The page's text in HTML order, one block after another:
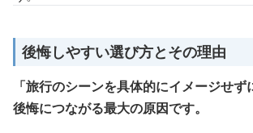
後悔しやすい選び方とその理由
「旅行のシーンを具体的にイメージせず
後悔につながる最大の原因です。